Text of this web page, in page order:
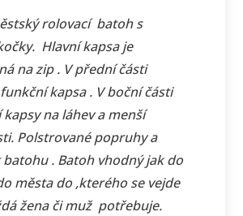
rolovací batoh s
Hlavní kapsa je
na zip . V přední části
kapsa . V boční části
na láhev a menší
Polstrované popruhy a
. Batoh vhodný jak do
města do ,kterého se vejde
žena či muž potřebuje.